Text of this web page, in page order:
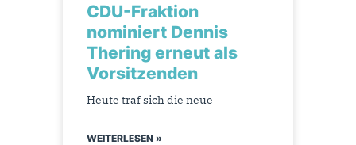
CDU-Fraktion
nominiert Dennis
Thering erneut als
Vorsitzenden
Heute traf sich die neue
WEITERLESEN »